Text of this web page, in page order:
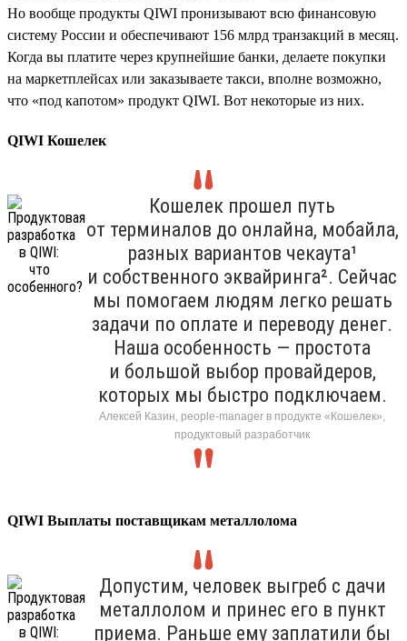
Но вообще продукты QIWI пронизывают всю финансовую
систему России и обеспечивают 156 млрд транзакций в месяц.
Когда вы платите через крупнейшие банки, делаете покупки
на маркетплейсах или заказываете такси, вполне возможно,
что «под капотом» продукт QIWI. Вот некоторые из них.
QIWI Кошелек
Кошелек прошел путь
от терминалов до онлайна, мобайла,
разных вариантов чекаута¹
и собственного эквайринга². Сейчас
мы помогаем людям легко решать
задачи по оплате и переводу денег.
Наша особенность — простота
и большой выбор провайдеров,
которых мы быстро подключаем.
Алексей Казин, people-manager в продукте «Кошелек»,
продуктовый разработчик
QIWI Выплаты поставщикам металлолома
Допустим, человек выгреб с дачи
металлолом и принес его в пункт
приема. Раньше ему заплатили бы